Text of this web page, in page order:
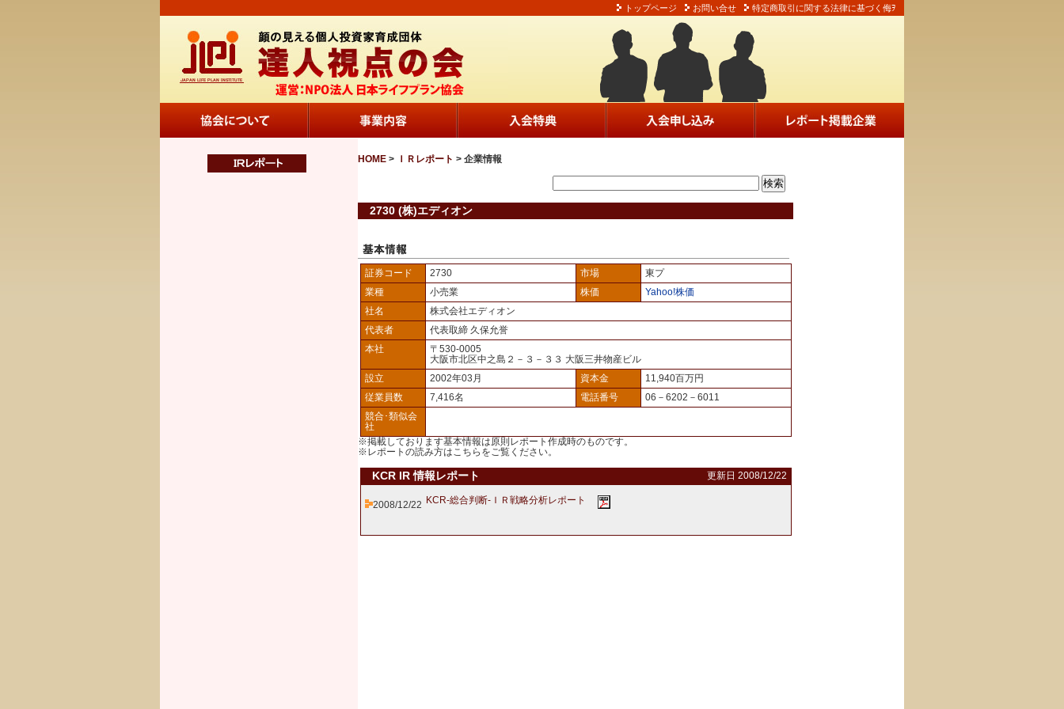
トップページ お問い合せ 特定商取引に関する法律に基づく侮ｦ
HOME > ＩＲレポート > 企業情報
2730 (株)エディオン
証券コード 2730 市場
東プ
業種
小売業 株価
Yahoo!株価
社名
株式会社エディオン
代表者
代表取締 久保允誉
本社
〒530-0005
大阪市北区中之島２－３－３３ 大阪三井物産ビル
設立
2002年03月 資本金
11,940百万円
従業員数
7,416名 電話番号
06－6202－6011
競合･類似会
社
※掲載しております基本情報は原則レポート作成時のものです。
※レポートの読み方はこちら をご覧ください。
KCR IR 情報レポート 更新日 2008/12/22
2008/12/22 KCR-総合判断-ＩＲ戦略分析レポート